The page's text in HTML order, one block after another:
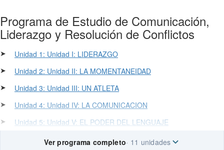
Programa de Estudio de Comunicación,
Liderazgo y Resolución de Conflictos
➤
Unidad 1: Unidad I: LIDERAZGO
➤
Unidad 2: Unidad II: LA MOMENTANEIDAD
➤
Unidad 3: Unidad III: UN ATLETA
➤
Unidad 4: Unidad IV: LA COMUNICACION
➤
Unidad 5: Unidad V: EL PODER DEL LENGUAJE
Ver programa completo· 11 unidades